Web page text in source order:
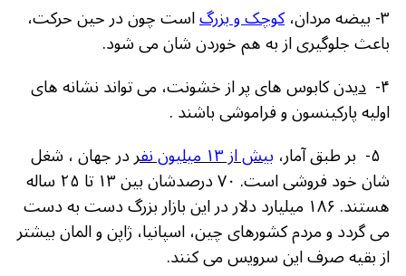
۳- بیضه مردان،
کوچک و بزرگاست چون در حین حرکت،
باعث جلوگیری از به هم خوردن شان می شود.
۴- دیدن کابوس های پر از خشونت، می تواند نشانه های
اولیه پارکینسون و فراموشی باشند .
بیش از ۱۳ میلیون نف ردر جهان ، شغل
شان خود فروشی است. ۷۰ درصدشان بین ۱۳ تا ۲۵ ساله
هستند. ۱۸۶ میلیارد دلار در این بازار بزرگ دست به دست
می گردد و مردم کشورهای چین، اسپانیا، ژاپن و المان بیشتر
از بقیه صرف این سرویس می کنند.